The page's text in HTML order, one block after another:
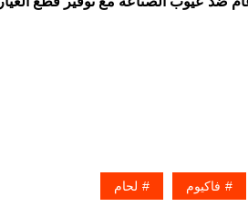
فاكيوم لحام